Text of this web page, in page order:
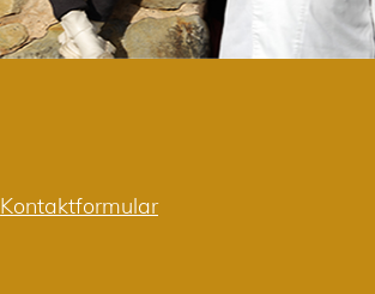
Kontaktformular